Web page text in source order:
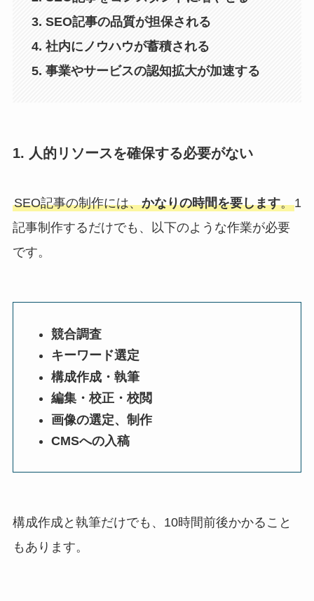
3. SEO記事の品質が担保される
4. 社内にノウハウが蓄積される
5. 事業やサービスの認知拡大が加速する
1. 人的リソースを確保する必要がない
SEO記事の制作には、かなりの時間を要します。1
記事制作するだけでも、以下のような作業が必要
です。
競合調査
キーワード選定
構成作成・執筆
編集・校正・校閲
画像の選定、制作
CMSへの入稿
構成作成と執筆だけでも、10時間前後かかること
もあります。